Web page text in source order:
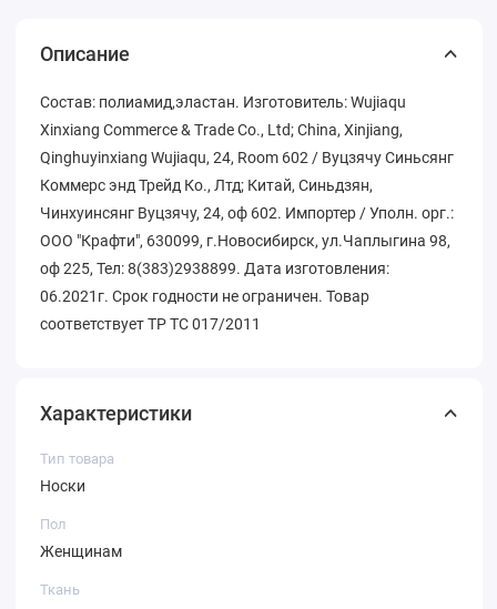
Описание
Состав: полиамид,эластан. Изготовитель: Wujiaqu
Xinxiang Commerce & Trade Co., Ltd; China, Xinjiang,
Qinghuyinxiang Wujiaqu, 24, Room 602 / Вуцзячу Синьсянг
Коммерс энд Трейд Ко., Лтд; Китай, Синьдзян,
Чинхуинсянг Вуцзячу, 24, оф 602. Импортер / Уполн. орг.:
ООО "Крафти", 630099, г.Новосибирск, ул.Чаплыгина 98,
оф 225, Тел: 8(383)2938899. Дата изготовления:
06.2021г. Срок годности не ограничен. Товар
соответствует ТР ТС 017/2011
Характеристики
Тип товара
Носки
Пол
Женщинам
Ткань